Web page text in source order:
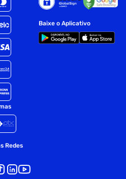
Redes
Baixe o Aplicativo